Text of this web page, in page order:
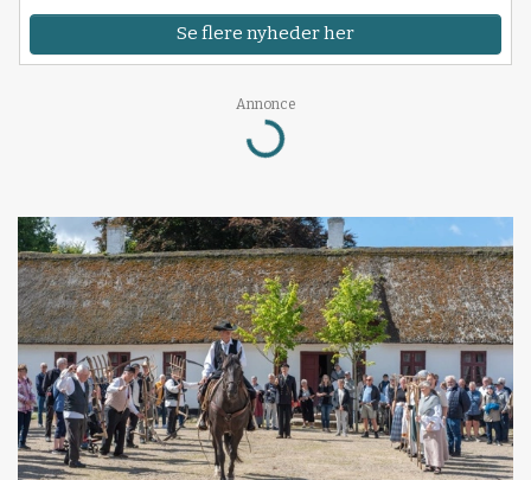
Se flere nyheder her
Annonce
Loading...